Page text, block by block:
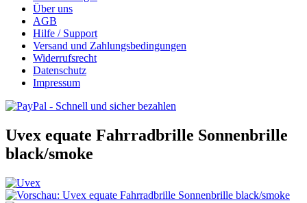
Über uns
AGB
Hilfe / Support
Versand und Zahlungsbedingungen
Widerrufsrecht
Datenschutz
Impressum
Uvex equate Fahrradbrille Sonnenbrille
black/smoke